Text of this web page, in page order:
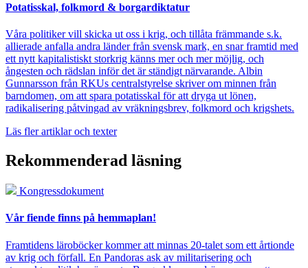
Potatisskal, folkmord & borgardiktatur
Våra politiker vill skicka ut oss i krig, och tillåta främmande s.k.
allierade anfalla andra länder från svensk mark, en snar framtid med
ett nytt kapitalistiskt storkrig känns mer och mer möjlig, och
ångesten och rädslan inför det är ständigt närvarande. Albin
Gunnarsson från RKUs centralstyrelse skriver om minnen från
barndomen, om att spara potatisskal för att dryga ut lönen,
radikalisering påtvingad av vräkningsbrev, folkmord och krigshets.
Läs fler artiklar och texter
Rekommenderad läsning
Kongressdokument
Vår fiende finns på hemmaplan!
Framtidens läroböcker kommer att minnas 20-talet som ett årtionde
av krig och förfall. En Pandoras ask av militarisering och